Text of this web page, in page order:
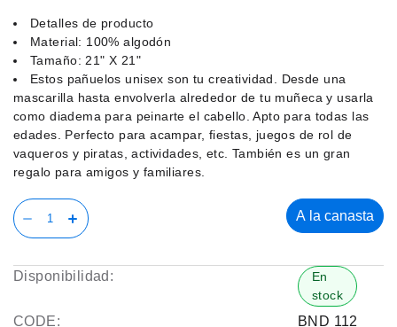
Detalles de producto
Material: 100% algodón
Tamaño: 21" X 21"
Estos pañuelos unisex son tu creatividad. Desde una
mascarilla hasta envolverla alrededor de tu muñeca y usarla
como diadema para peinarte el cabello. Apto para todas las
edades. Perfecto para acampar, fiestas, juegos de rol de
vaqueros y piratas, actividades, etc. También es un gran
regalo para amigos y familiares.
A la canasta
Disponibilidad:
En
stock
CODE:
BND 112